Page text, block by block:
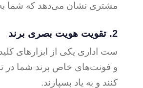
مشتری نشان می‌دهد که شما به
2. تقویت هویت بصری برند
ست اداری یکی از ابزارهای
و فونت‌های خاص برند شما در
کنند و به یاد بسپارند.